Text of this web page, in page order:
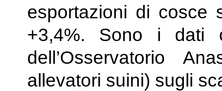
esportazioni di cosce
+3,4%. Sono i dati
dell’Osservatorio
allevatori suini) sugli